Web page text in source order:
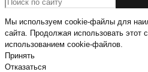
Мы используем cookie-файлы для
сайта. Продолжая использовать этот
использованием cookie-файлов.
Принять
Отказаться